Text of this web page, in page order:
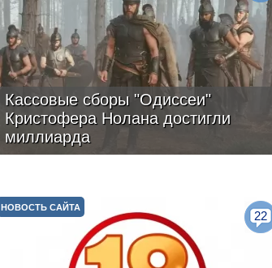
Кассовые сборы "Одиссеи"
Кристофера Нолана достигли
миллиарда
НОВОСТЬ САЙТА
22